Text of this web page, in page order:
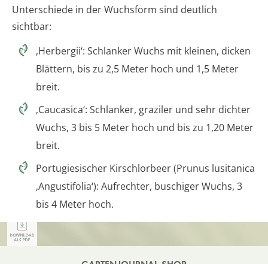
Unterschiede in der Wuchsform sind deutlich
sichtbar:
‚Herbergii‘: Schlanker Wuchs mit kleinen, dicken
Blättern, bis zu 2,5 Meter hoch und 1,5 Meter
breit.
‚Caucasica‘: Schlanker, graziler und sehr dichter
Wuchs, 3 bis 5 Meter hoch und bis zu 1,20 Meter
breit.
Portugiesischer Kirschlorbeer (Prunus lusitanica
‚Angustifolia‘): Aufrechter, buschiger Wuchs, 3
bis 4 Meter hoch.